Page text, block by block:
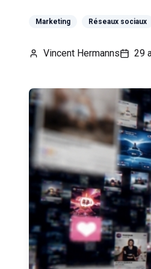
Marketing Réseaux sociaux
Vincent Hermanns 29